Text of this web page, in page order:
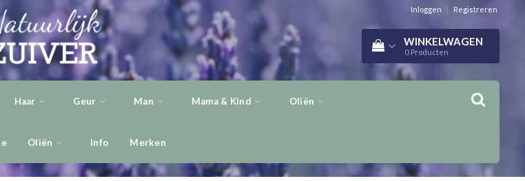
Inloggen | Registreren
WINKELWAGEN
0 Producten
Haar Geur Man Mama & Kind Oliën
Oliën Info Merken